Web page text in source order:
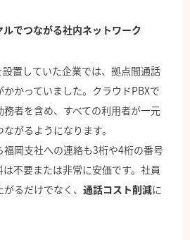
でつながる社内ネットワーク
置していた企業では、拠点間通話
かっていました。クラウドPBXで
者を含め、すべての利用者が一元
がるようになります。
岡支社への連絡も3桁や4桁の番号
不要または非常に安価です。社員
るだけでなく、 通話コスト削減に